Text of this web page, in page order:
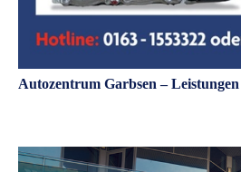
Autozentrum Garbsen – Leistungen